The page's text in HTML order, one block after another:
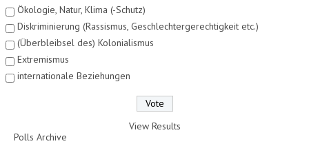
Ökologie, Natur, Klima (-Schutz)
Diskriminierung (Rassismus, Geschlechtergerechtigkeit etc.)
(Überbleibsel des) Kolonialismus
Extremismus
internationale Beziehungen
View Results
Polls Archive